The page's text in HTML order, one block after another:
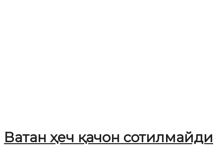
Ватан ҳеч қачон сотилмайди